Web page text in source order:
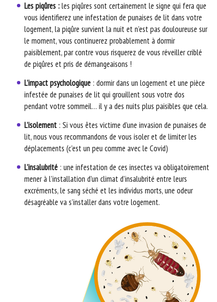
Les piqûres :les piqûres sont certainement le signe qui fera que
vous identifierez une infestation de punaises de lit dans votre
logement, la piqûre survient la nuit et n’est pas douloureuse sur
le moment, vous continuerez probablement à dormir
paisiblement, par contre vous risquerez de vous réveiller criblé
de piqûres et pris de démangeaisons !
L’impact psychologique : dormir dans un logement et une pièce
infestée de punaises de lit qui grouillent sous votre dos
pendant votre sommeil… il y a des nuits plus paisibles que cela.
L’isolement : Si vous êtes victime d’une invasion de punaises de
lit, nous vous recommandons de vous isoler et de limiter les
déplacements (c’est un peu comme avec le Covid)
L’insalubrité : une infestation de ces insectes va obligatoirement
mener à l’installation d’un climat d’insalubrité entre leurs
excréments, le sang séché et les individus morts, une odeur
désagréable va s’installer dans votre logement.